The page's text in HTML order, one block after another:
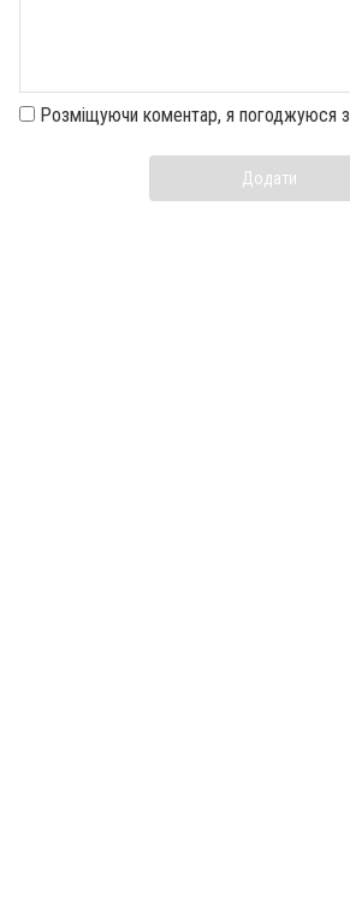
Розміщуючи коментар, я погоджуюся з
Додати